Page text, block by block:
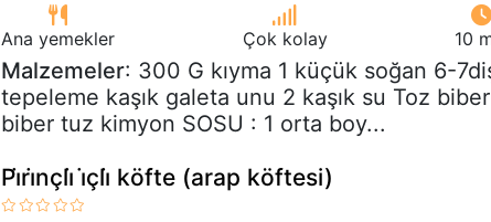
Ana yemekler Çok kolay 10
Malzemeler: 300 G kıyma 1 küçük soğan 6-
tepeleme kaşık galeta unu 2 kaşık su Toz
biber tuz kimyon SOSU : 1 orta boy...
Pi̇ri̇nçli̇ i̇çli̇ köfte (arap köftesi)